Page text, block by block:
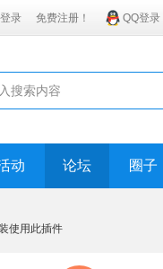
录 免费注册！ QQ登录
动 论坛 圈子
使用此插件